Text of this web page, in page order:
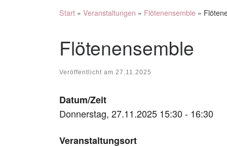
Start » Veranstaltungen » Flötenensemble »
Flötenensemble
Veröffentlicht am 27.11.2025
Datum/Zeit
Donnerstag, 27.11.2025 15:30 - 16:30
Veranstaltungsort